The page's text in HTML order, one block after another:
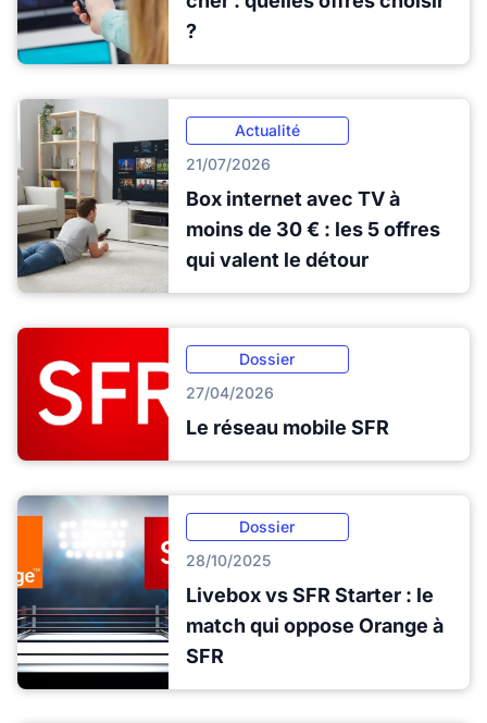
?
Actualité
21/07/2026
Box internet avec TV à
moins de 30 € : les 5 offres
qui valent le détour
Dossier
27/04/2026
Le réseau mobile SFR
Dossier
28/10/2025
Livebox vs SFR Starter : le
match qui oppose Orange à
SFR